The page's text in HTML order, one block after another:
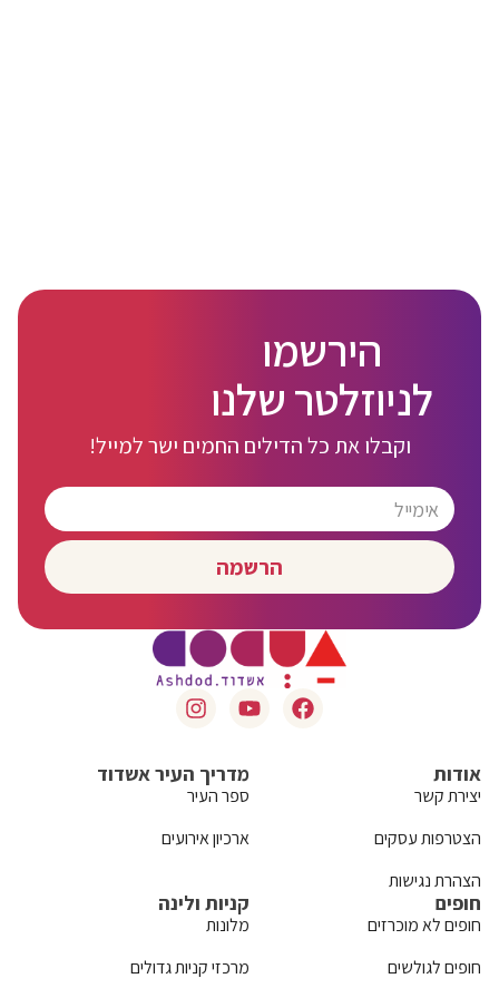
הירשמו
לניוזלטר שלנו
וקבלו את כל הדילים החמים ישר למייל!
הרשמה
אודות
יצירת קשר
הצטרפות עסקים
הצהרת נגישות
מדריך העיר אשדוד
ספר העיר
ארכיון אירועים
חופים
חופים לא מוכרזים
חופים לגולשים
קניות ולינה
מלונות
מרכזי קניות גדולים